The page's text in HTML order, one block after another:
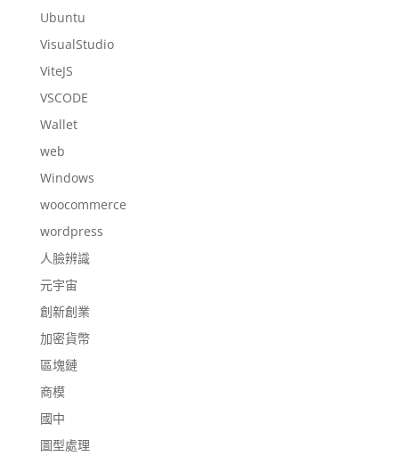
Ubuntu
VisualStudio
ViteJS
VSCODE
Wallet
web
Windows
woocommerce
wordpress
人臉辨識
元宇宙
創新創業
加密貨幣
區塊鏈
商模
國中
圖型處理